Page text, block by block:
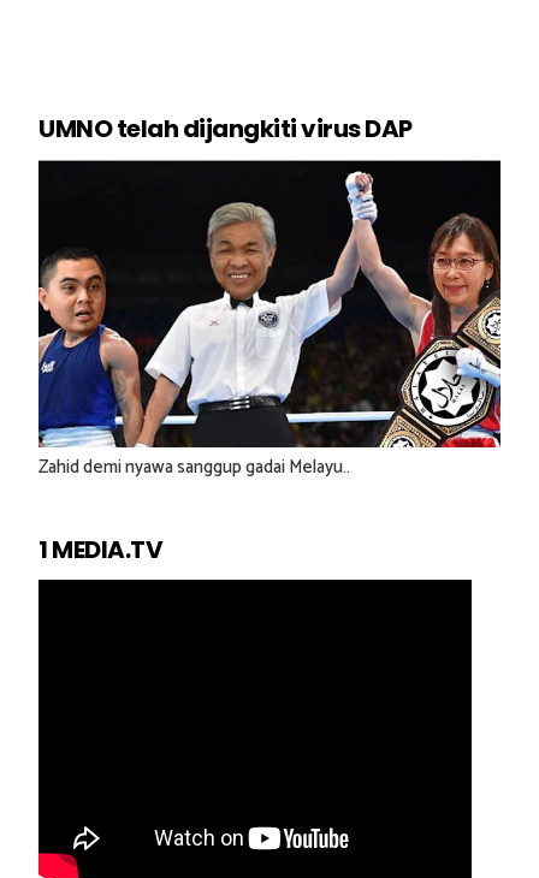
UMNO telah dijangkiti virus DAP
Zahid demi nyawa sanggup gadai Melayu..
1 MEDIA.TV